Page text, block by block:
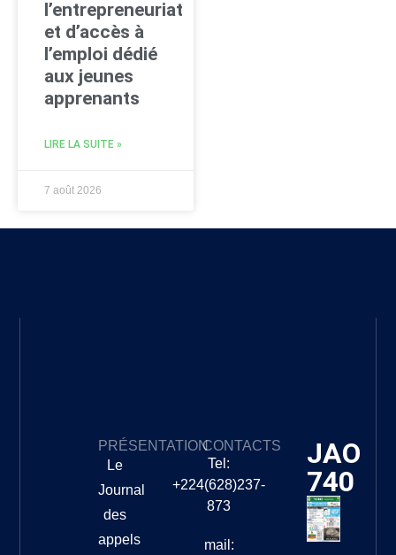
l’entrepreneuriat
et d’accès à
l’emploi dédié
aux jeunes
apprenants
LIRE LA SUITE »
7 août 2026
PRÉSENTATION
Le
Journal
des
appels
CONTACTS
Tel:
+224(628)237-
873
mail:
JAO
740